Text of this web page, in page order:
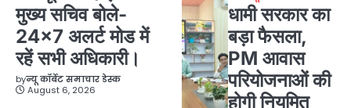
मुख्य सचिव बोले-
24×7 अलर्ट मोड में
रहें सभी अधिकारी।
byन्यू कॉर्बेट समाचार डेस्क
August 6, 2026
धामी सरकार का
बड़ा फैसला,
PM आवास
परियोजनाओं की
होगी नियमित